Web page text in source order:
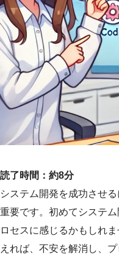
読了時間：約8分
システム開発を成功させ
重要です。初めてシステ
ロセスに感じるかもしれ
えれば、不安を解消し、